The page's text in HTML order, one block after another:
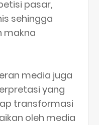
pasar,
sehingga
makna
media juga
yang
transformasi
oleh media